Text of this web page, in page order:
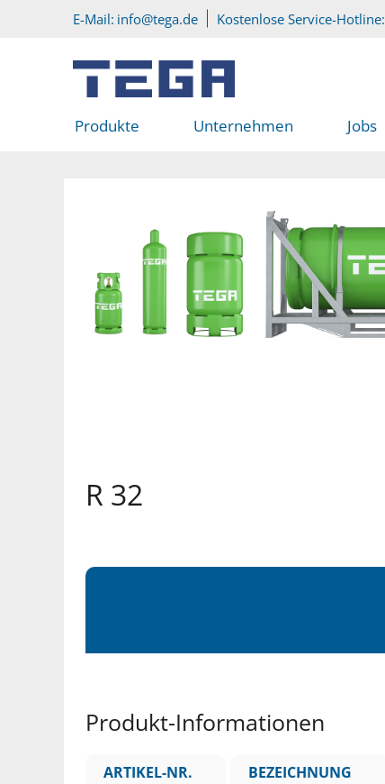
Hauptinhalt
zum Servicemenü
E-Mail: info@tega.de Kostenlose Service-Hotline:
Produkte Unternehmen Jobs
R 32
Produkt-Informationen
ARTIKEL-NR. BEZEICHNUNG